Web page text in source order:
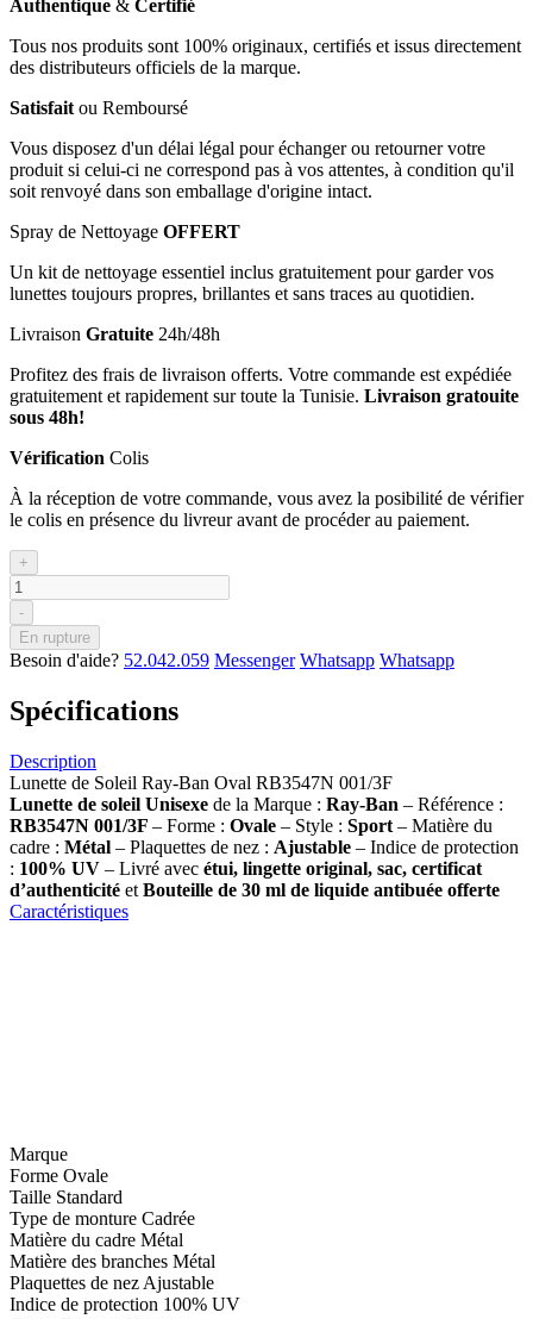
Authentique & Certifié
Tous nos produits sont 100% originaux, certifiés et issus directement
des distributeurs officiels de la marque.
Satisfait ou Remboursé
Vous disposez d'un délai légal pour échanger ou retourner votre
produit si celui-ci ne correspond pas à vos attentes, à condition qu'il
soit renvoyé dans son emballage d'origine intact.
Spray de Nettoyage OFFERT
Un kit de nettoyage essentiel inclus gratuitement pour garder vos
lunettes toujours propres, brillantes et sans traces au quotidien.
Livraison Gratuite 24h/48h
Profitez des frais de livraison offerts. Votre commande est expédiée
gratuitement et rapidement sur toute la Tunisie. Livraison gratouite
sous 48h!
Vérification Colis
À la réception de votre commande, vous avez la posibilité de vérifier
le colis en présence du livreur avant de procéder au paiement.
+
-
En rupture
Besoin d'aide? 52.042.059 Messenger Whatsapp Whatsapp
Spécifications
Description
Lunette de Soleil Ray-Ban Oval RB3547N 001/3F
Lunette de soleil Unisexe de la Marque : Ray-Ban – Référence :
RB3547N 001/3F – Forme : Ovale – Style : Sport – Matière du
cadre : Métal – Plaquettes de nez : Ajustable – Indice de protection
: 100% UV – Livré avec étui, lingette original, sac, certificat
d’authenticité et Bouteille de 30 ml de liquide antibuée offerte
Caractéristiques
Marque
Forme Ovale
Taille Standard
Type de monture Cadrée
Matière du cadre Métal
Matière des branches Métal
Plaquettes de nez Ajustable
Indice de protection 100% UV